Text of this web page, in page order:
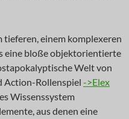
tieferen, einem komplexeren
eine bloße objektorientierte
Welt von
Action-Rollenspiel ->Elex
Wissenssystem
aus denen eine